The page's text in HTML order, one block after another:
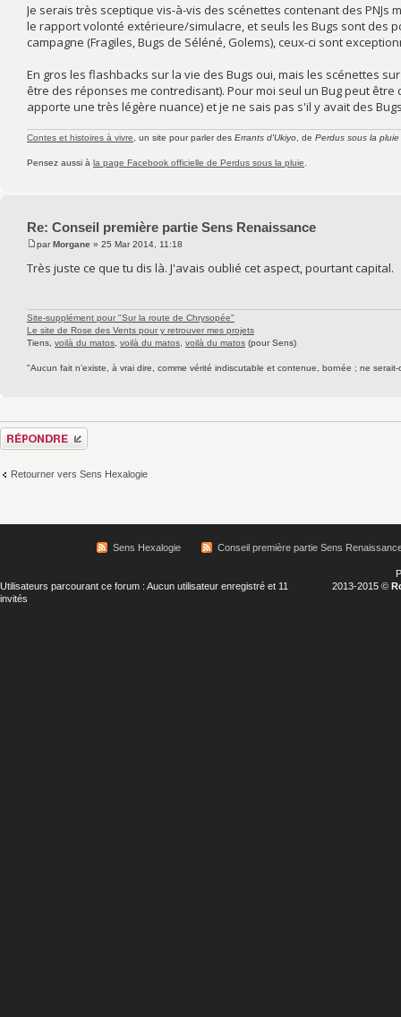
Je serais très sceptique vis-à-vis des scénettes contenant des
le rapport volonté extérieure/simulacre, et seuls les Bugs sont des
campagne (Fragiles, Bugs de Séléné, Golems), ceux-ci sont
En gros les flashbacks sur la vie des Bugs oui, mais les scénettes
être des réponses me contredisant). Pour moi seul un Bug peut
apporte une très légère nuance) et je ne sais pas s'il y avait des
Contes et histoires à vivre , un site pour parler des Errants d'Ukiyo , de Perdus sous la pluie
Pensez aussi à la page Facebook officielle de Perdus sous la pluie
Re: Conseil première partie Sens Renaissance
parMorgane » 25 Mar 2014, 11:18
Très juste ce que tu dis là. J'avais oublié cet aspect, pourtant capital.
Site-supplément pour "Sur la route de Chrysopée"
Le site de Rose des Vents pour y retrouver mes projets
Tiens, voilà du matos, voilà du matos, voilà du matos (pour Sens)
"Aucun fait n’existe, à vrai dire, comme vérité indiscutable et contenue, bornée ; ne
Répondre
Retourner vers Sens Hexalogie
Sens Hexalogie Conseil première partie Sens
Utilisateurs parcourant ce forum : Aucun utilisateur enregistré et 11
invités
2013-2015 ©